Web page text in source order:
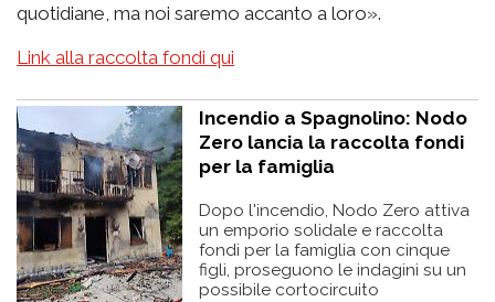
quotidiane, ma noi saremo accanto a loro».
Link alla raccolta fondi qui
Incendio a Spagnolino: Nodo
Zero lancia la raccolta fondi
per la famiglia
Dopo l'incendio, Nodo Zero attiva
un emporio solidale e raccolta
fondi per la famiglia con cinque
figli, proseguono le indagini su un
possibile cortocircuito